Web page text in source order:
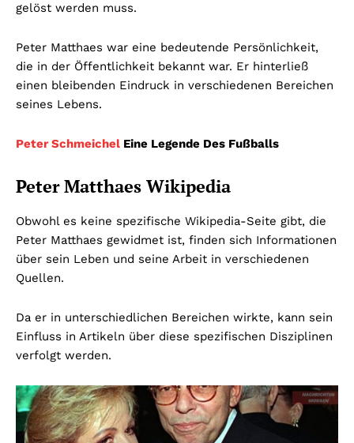
gelöst werden muss.
Peter Matthaes war eine bedeutende Persönlichkeit,
die in der Öffentlichkeit bekannt war. Er hinterließ
einen bleibenden Eindruck in verschiedenen Bereichen
seines Lebens.
Peter Schmeichel Eine Legende Des Fußballs
Peter Matthaes Wikipedia
Obwohl es keine spezifische Wikipedia-Seite gibt, die
Peter Matthaes gewidmet ist, finden sich Informationen
über sein Leben und seine Arbeit in verschiedenen
Quellen.
Da er in unterschiedlichen Bereichen wirkte, kann sein
Einfluss in Artikeln über diese spezifischen Disziplinen
verfolgt werden.